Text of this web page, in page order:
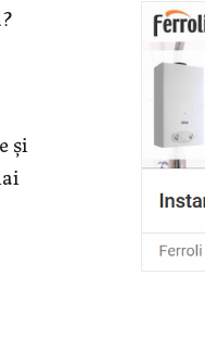
și